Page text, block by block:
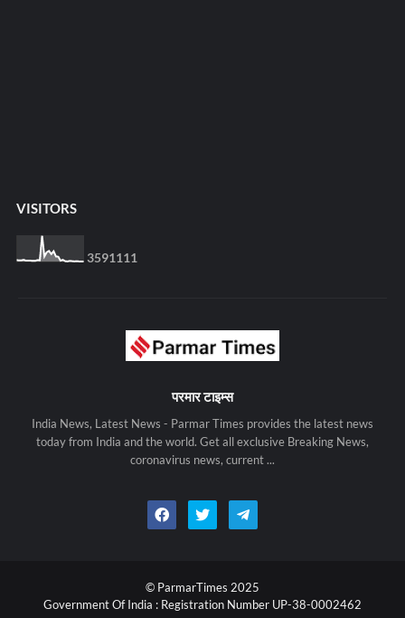
VISITORS
3591111
परमार टाइम्स
India News, Latest News - Parmar Times provides the latest news
today from India and the world. Get all exclusive Breaking News,
coronavirus news, current ...
© ParmarTimes 2025
Government Of India : Registration Number UP-38-0002462